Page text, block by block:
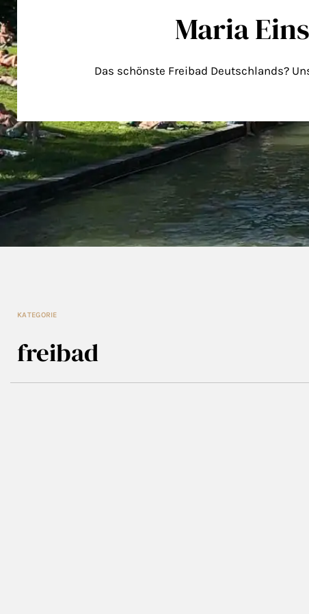
Maria
Das schönste Freibad Deutschlands?
KATEGORIE
freibad